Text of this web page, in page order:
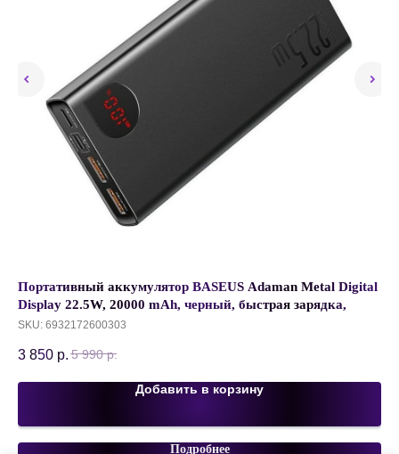
Портативный аккумулятор BASEUS Adaman Metal Digital
Display 22.5W, 20000 mAh, черный, быстрая зарядка,
дисплей, PPAD000101
SKU: 6932172600303
3 850 р. 5 990 р.
Добавить в корзину
Подробнее